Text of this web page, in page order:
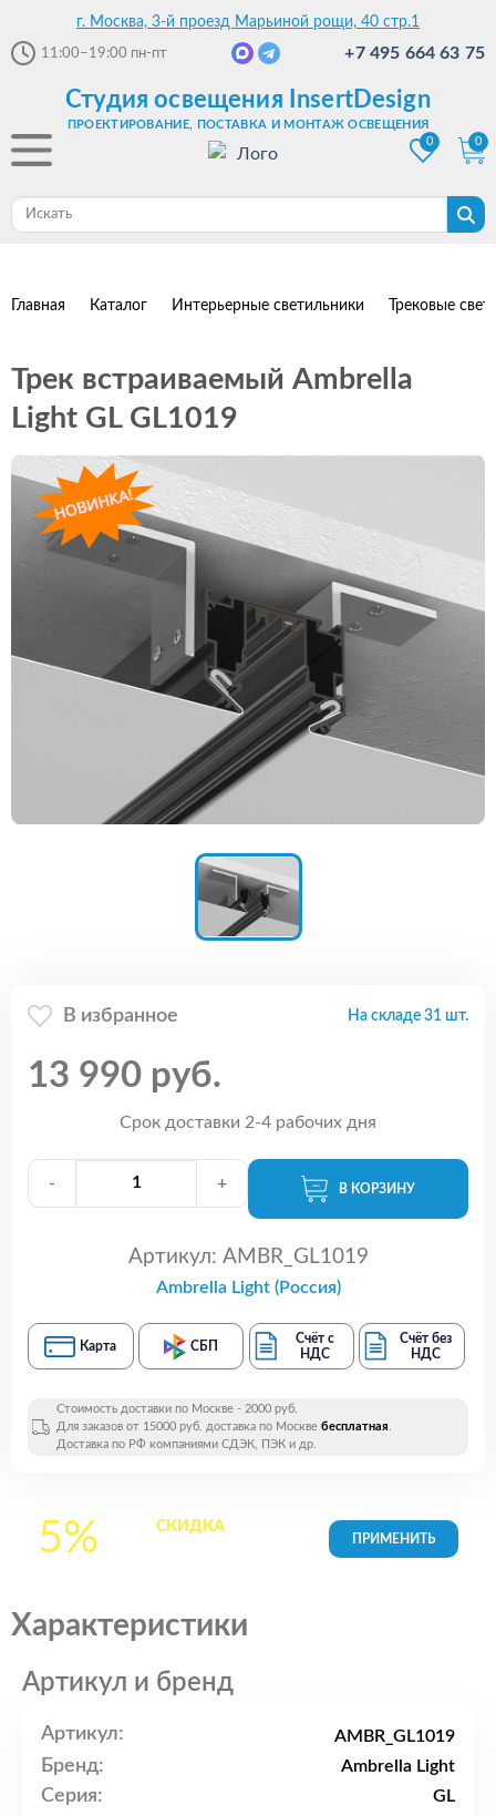
г. Москва, 3-й проезд Марьиной рощи, 40 стр.1
11:00–19:00 пн-пт +7 495 664 63 75
Студия освещения InsertDesign
ПРОЕКТИРОВАНИЕ, ПОСТАВКА И МОНТАЖ ОСВЕЩЕНИЯ
0
0
Главная Каталог Интерьерные светильники Трековые
Трек встраиваемый Ambrella
Light GL GL1019
В избранное На складе 31 шт.
13 990 руб.
Срок доставки 2-4 рабочих дня
- + В КОРЗИНУ
Артикул: AMBR_GL1019
Ambrella Light (Россия)
Карта СБП
Счёт с
НДС
Счёт без
НДС
Стоимость доставки по Москве - 2000 руб.
Для заказов от 15000 руб. доставка по Москве бесплатная.
Доставка по РФ компаниями СДЭК, ПЭК и др.
5% СКИДКАна все
Характеристики
Артикул и бренд
Артикул: AMBR_GL1019
Бренд: Ambrella Light
Серия: GL